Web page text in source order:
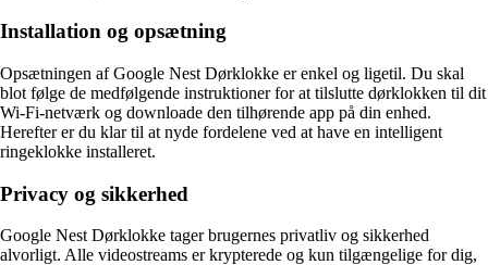
Installation og opsætning
Opsætningen af Google Nest Dørklokke er enkel og ligetil. Du skal
blot følge de medfølgende instruktioner for at tilslutte dørklokken til dit
Wi-Fi-netværk og downloade den tilhørende app på din enhed.
Herefter er du klar til at nyde fordelene ved at have en intelligent
ringeklokke installeret.
Privacy og sikkerhed
Google Nest Dørklokke tager brugernes privatliv og sikkerhed
alvorligt. Alle videostreams er krypterede og kun tilgængelige for dig,